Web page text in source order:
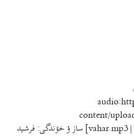
خانم، أ آجورانا، کی دیوارˇ سر
content/
vahar.mp3|titles=surx-e-vahar] ساز ؤ خؤندگی: فرشید